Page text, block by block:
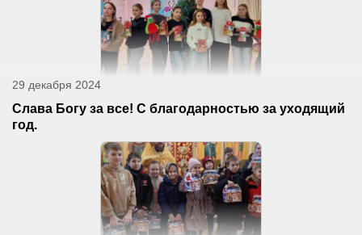
29 декабря 2024
Слава Богу за все! С благодарностью за уходящий
год.